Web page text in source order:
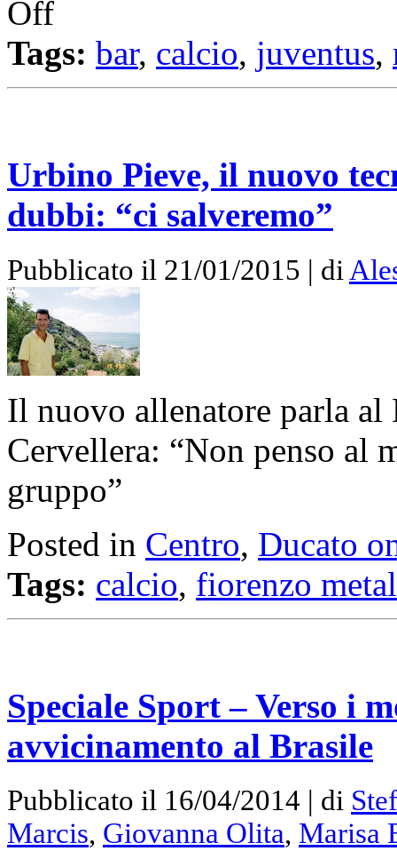
Off
Tags: bar, calcio, juventus,
Urbino Pieve, il nuovo
dubbi: “ci salveremo”
Pubblicato il 21/01/2015 | di
Il nuovo allenatore parla al
Cervellera: “Non penso al
gruppo”
Posted in Centro, Ducato
Tags: calcio, fiorenzo
Speciale Sport – Verso i
avvicinamento al Brasile
Pubblicato il 16/04/2014 | di
Marcis, Giovanna Olita, Marisa